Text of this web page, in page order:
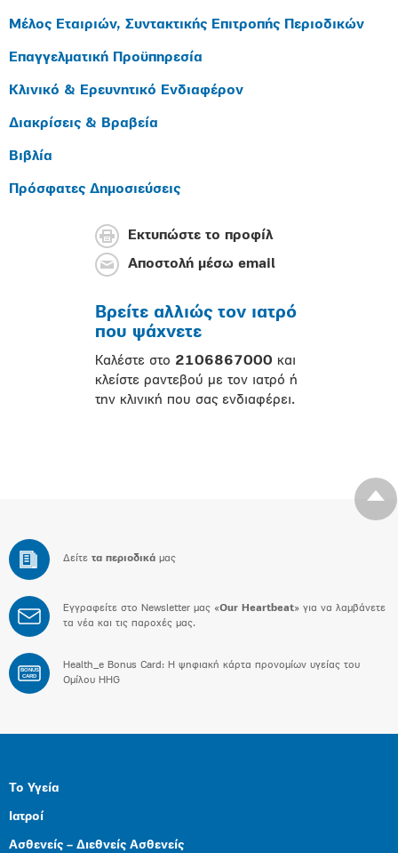
Μέλος Εταιριών, Συντακτικής Επιτροπής Περιοδικών
Επαγγελματική Προϋπηρεσία
Κλινικό & Ερευνητικό Ενδιαφέρον
Διακρίσεις & Βραβεία
Βιβλία
Πρόσφατες Δημοσιεύσεις
Εκτυπώστε το προφίλ
Αποστολή μέσω email
Βρείτε αλλιώς τον ιατρό
που ψάχνετε
Καλέστε στο 2106867000 και
κλείστε ραντεβού με τον ιατρό ή
την κλινική που σας ενδιαφέρει.
Δείτε τα περιοδικά μας
Εγγραφείτε στο Newsletter μας «Our Heartbeat» για να λαμβάνετε
τα νέα και τις παροχές μας.
BONUS
CARD
Health_e Bonus Card: H ψηφιακή κάρτα προνομίων υγείας του
Ομίλου HHG
Το Υγεία
Ιατροί
Ασθενείς – Διεθνείς Ασθενείς